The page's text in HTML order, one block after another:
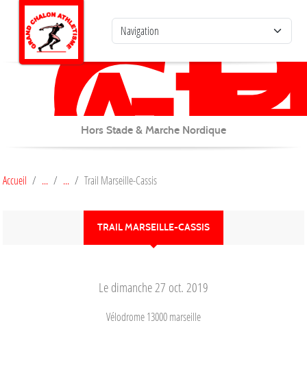
Hors Stade & Marche Nordique
Accueil Trail Marseille-Cassis
TRAIL MARSEILLE-CASSIS
Le dimanche 27 oct. 2019
Vélodrome13000marseille
Panneau de gestion des cookies